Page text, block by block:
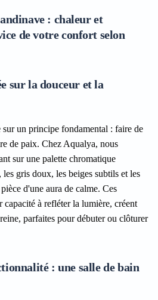
: chaleur et
de votre confort selon
sur la douceur et la
sur un principe fondamental : faire de
de paix. Chez Aqualya, nous
sur une palette chromatique
les gris doux, les beiges subtils et les
d'une aura de calme. Ces
capacité à refléter la lumière, créent
parfaites pour débuter ou clôturer
: une salle de bain